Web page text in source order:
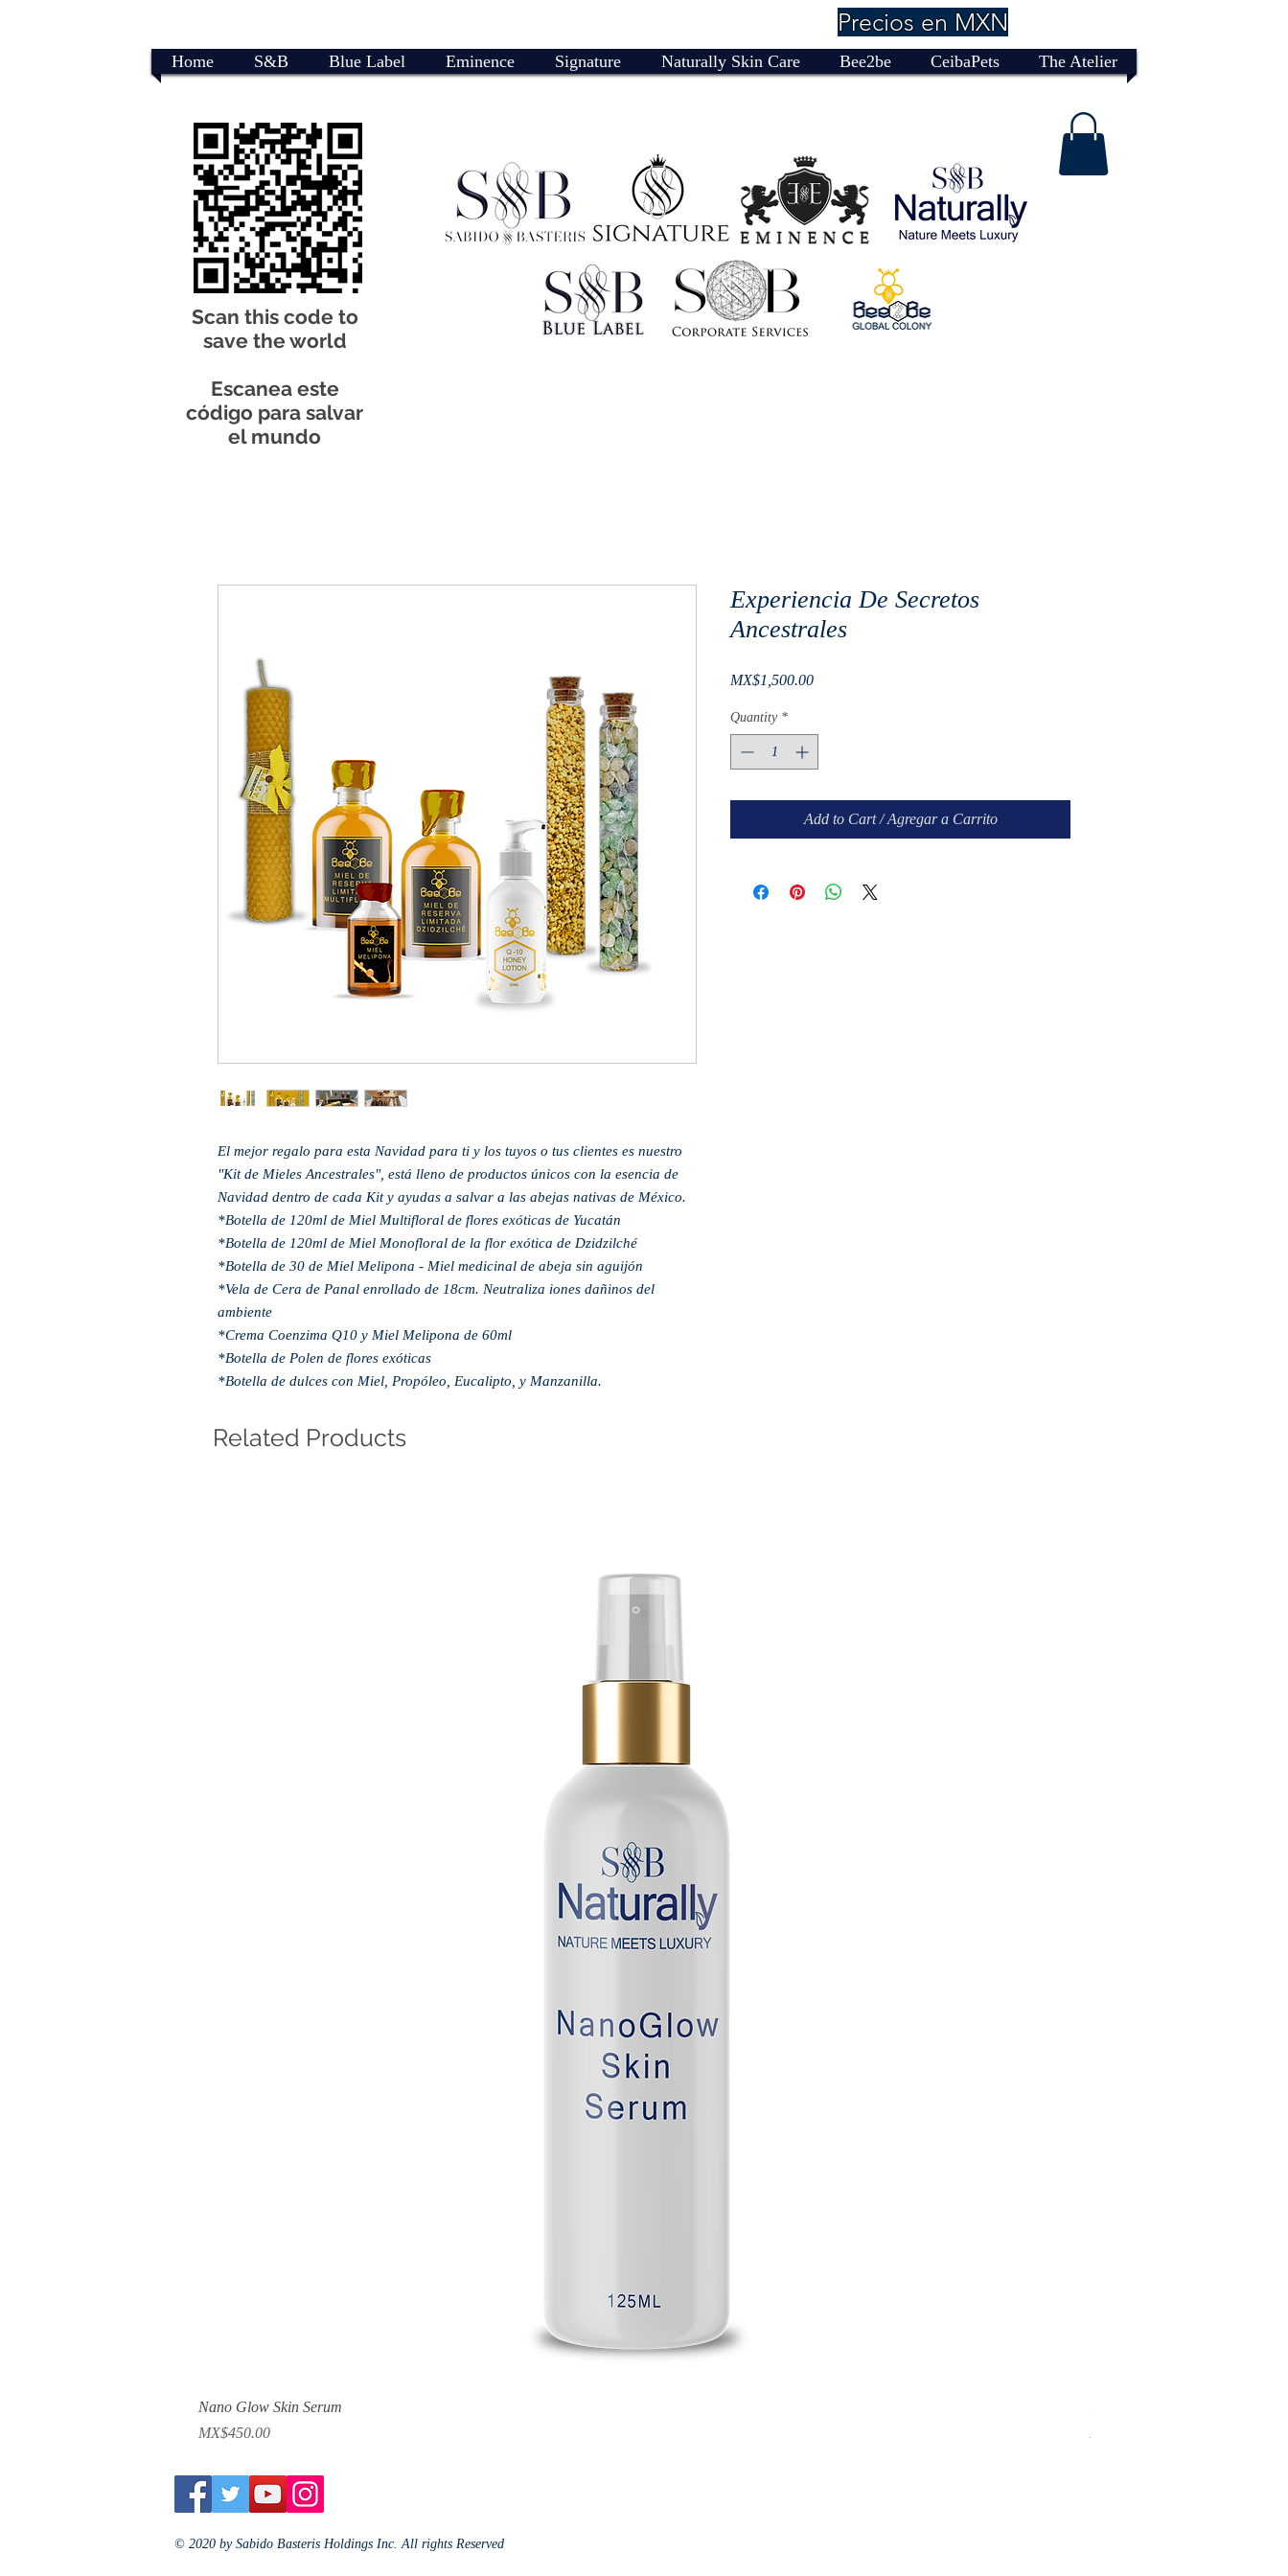
Precios en MXN
Home S&B Blue Label Eminence Signature Naturally Skin Care Bee2be CeibaPets The Atelier
Scan this code to
save the world
Escanea este
código para salvar
el mundo
El mejor regalo para esta Navidad para ti y los tuyos o tus clientes es nuestro
"Kit de Mieles Ancestrales", está lleno de productos únicos con la esencia de
Navidad dentro de cada Kit y ayudas a salvar a las abejas nativas de México.
*Botella de 120ml de Miel Multifloral de flores exóticas de Yucatán
*Botella de 120ml de Miel Monofloral de la flor exótica de Dzidzilché
*Botella de 30 de Miel Melipona - Miel medicinal de abeja sin aguijón
*Vela de Cera de Panal enrollado de 18cm. Neutraliza iones dañinos del
ambiente
*Crema Coenzima Q10 y Miel Melipona de 60ml
*Botella de Polen de flores exóticas
*Botella de dulces con Miel, Propóleo, Eucalipto, y Manzanilla.
Experiencia De Secretos
Ancestrales
MX$1,500.00Price
Quantity *
Add to Cart / Agregar a Carrito
Related Products
Nano Glow Skin Serum
Price
MX$450.00
© 2020 by Sabido Basteris Holdings Inc. All rights Reserved